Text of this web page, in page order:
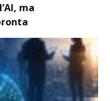
ma